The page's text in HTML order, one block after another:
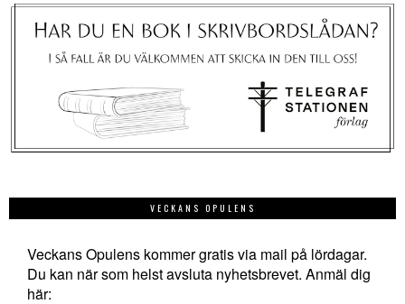
VECKANS OPULENS
Veckans Opulens kommer gratis via mail på lördagar.
Du kan när som helst avsluta nyhetsbrevet. Anmäl dig
här: